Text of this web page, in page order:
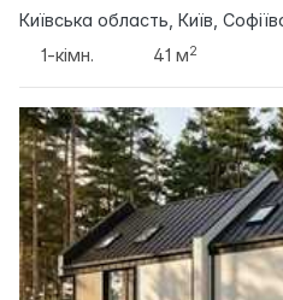
Київська область, Київ,
1-кімн.
41 м2